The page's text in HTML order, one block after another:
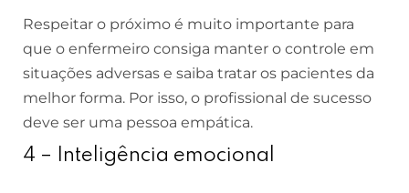
Respeitar o próximo é muito importante para
que o enfermeiro consiga manter o controle em
situações adversas e saiba tratar os pacientes da
melhor forma. Por isso, o profissional de sucesso
deve ser uma pessoa empática.
4 – Inteligência emocional